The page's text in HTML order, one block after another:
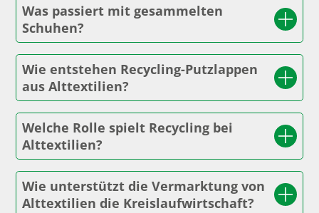
Was passiert mit gesammelten
Schuhen?
Wie entstehen Recycling-Putzlappen
aus Alttextilien?
Welche Rolle spielt Recycling bei
Alttextilien?
Wie unterstützt die Vermarktung von
Alttextilien die Kreislaufwirtschaft?